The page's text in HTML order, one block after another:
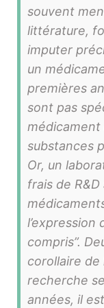
souvent
littérature,
imputer
un
premières
sont pas
médicament
substances
Or, un
frais de
l’expression
compris”.
corollaire
recherche
années, il